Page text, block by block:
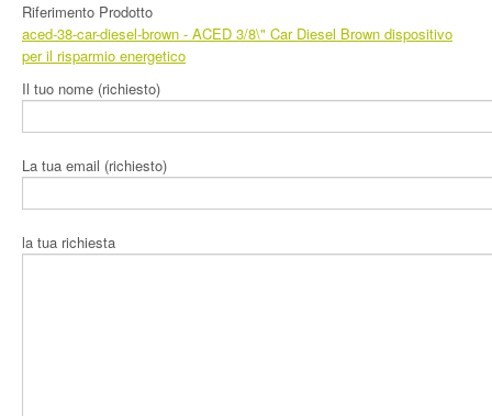
Area Download
L’Azienda
Riferimento Prodotto
aced-38-car-diesel-brown - ACED 3/8\" Car Diesel Brown dispositivo
per il risparmio energetico
Il tuo nome (richiesto)
La tua email (richiesto)
la tua richiesta